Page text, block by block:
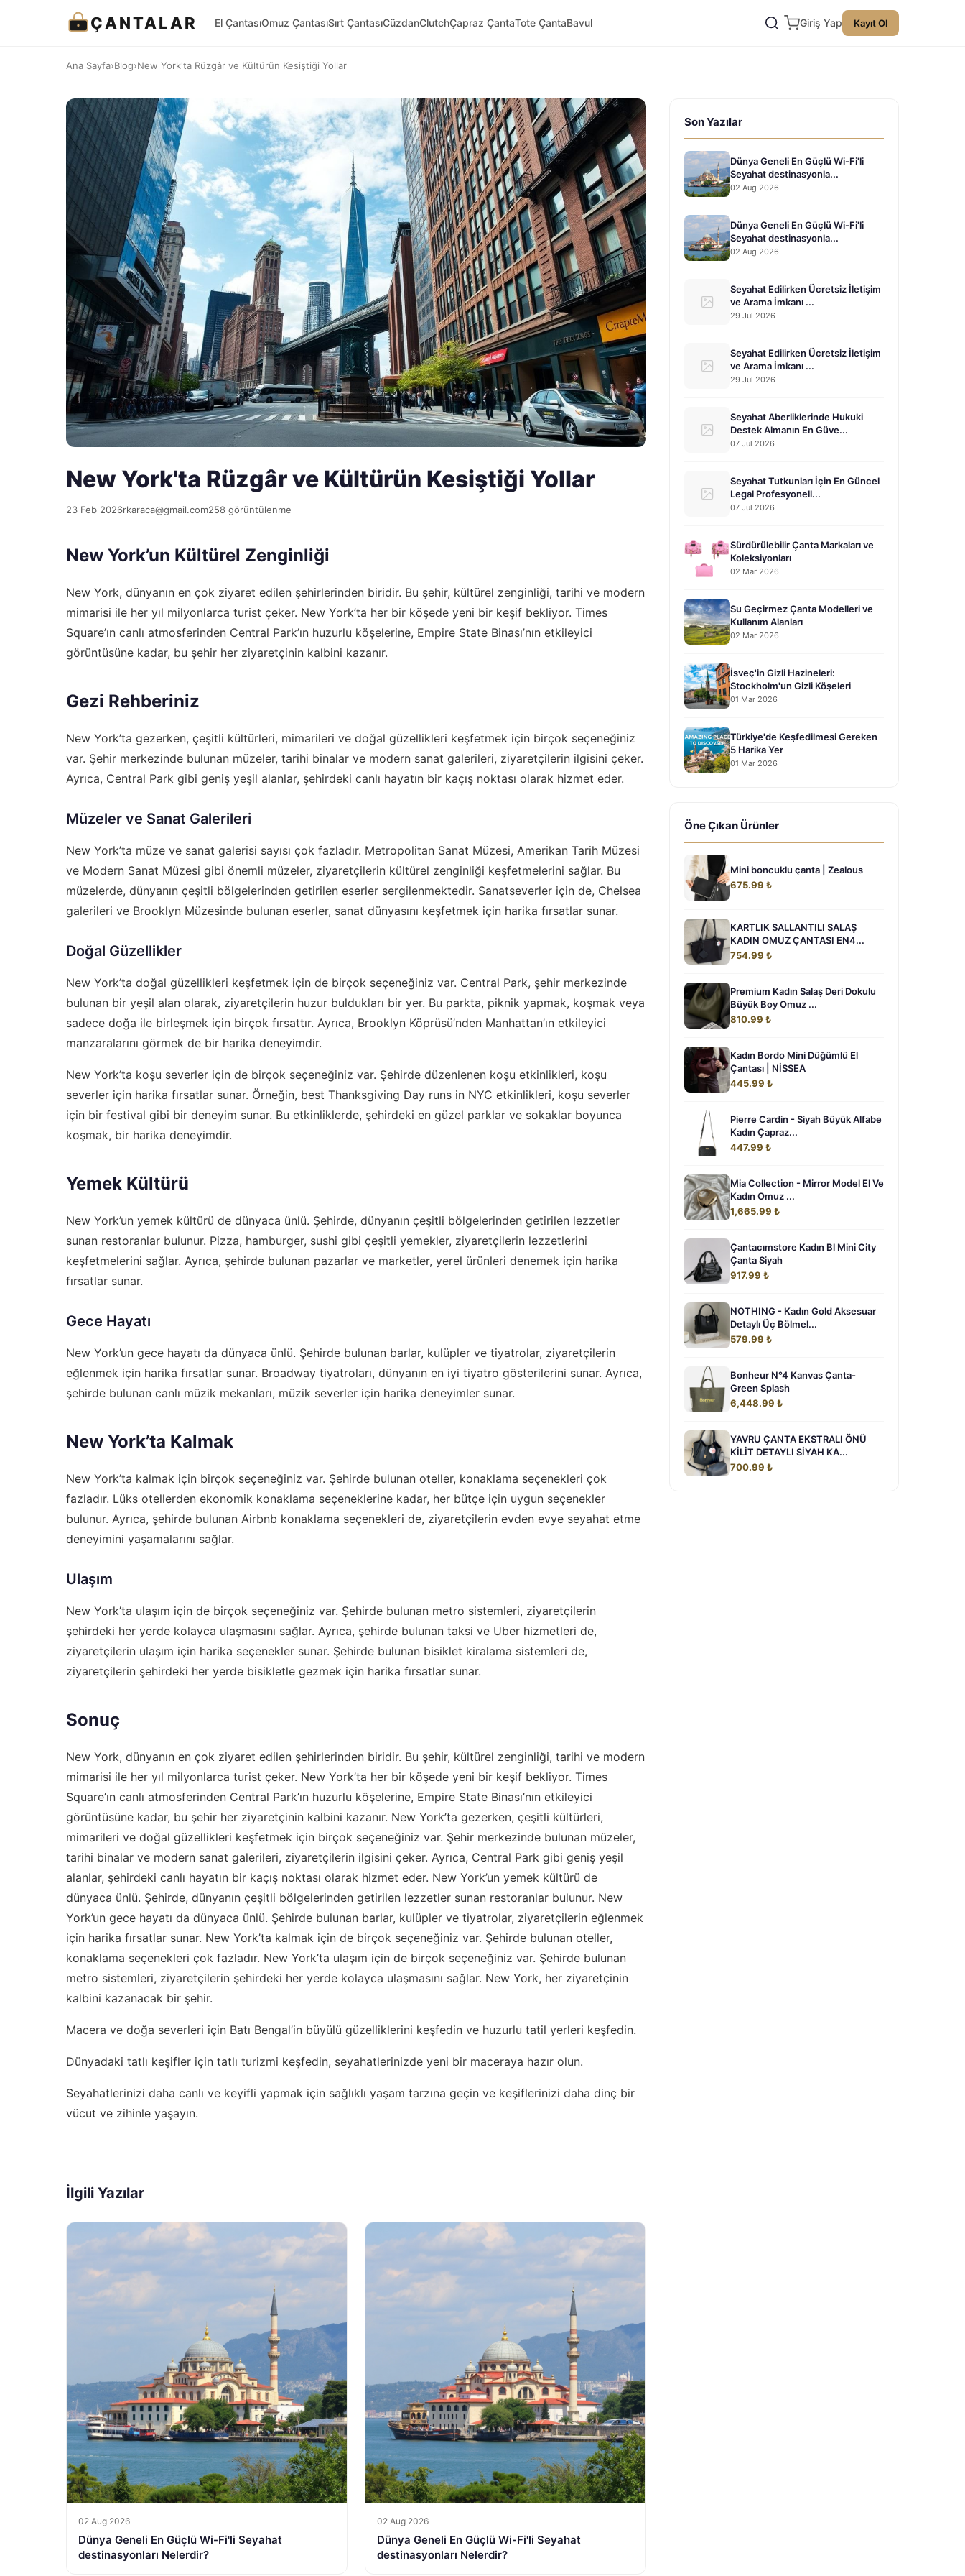
ÇANTALAR El ÇantasıOmuz ÇantasıSırt ÇantasıCüzdanClutchÇapraz ÇantaTote ÇantaBavul Giriş Yap Kayıt Ol
Ana Sayfa›Blog›New York'ta Rüzgâr ve Kültürün Kesiştiği Yollar
New York'ta Rüzgâr ve Kültürün Kesiştiği Yollar
23 Feb 2026rkaraca@gmail.com258 görüntülenme
New York’un Kültürel Zenginliği
New York, dünyanın en çok ziyaret edilen şehirlerinden biridir. Bu şehir, kültürel zenginliği, tarihi ve modern
mimarisi ile her yıl milyonlarca turist çeker. New York’ta her bir köşede yeni bir keşif bekliyor. Times
Square’ın canlı atmosferinden Central Park’ın huzurlu köşelerine, Empire State Binası’nın etkileyici
görüntüsüne kadar, bu şehir her ziyaretçinin kalbini kazanır.
Gezi Rehberiniz
New York’ta gezerken, çeşitli kültürleri, mimarileri ve doğal güzellikleri keşfetmek için birçok seçeneğiniz
var. Şehir merkezinde bulunan müzeler, tarihi binalar ve modern sanat galerileri, ziyaretçilerin ilgisini çeker.
Ayrıca, Central Park gibi geniş yeşil alanlar, şehirdeki canlı hayatın bir kaçış noktası olarak hizmet eder.
Müzeler ve Sanat Galerileri
New York’ta müze ve sanat galerisi sayısı çok fazladır. Metropolitan Sanat Müzesi, Amerikan Tarih Müzesi
ve Modern Sanat Müzesi gibi önemli müzeler, ziyaretçilerin kültürel zenginliği keşfetmelerini sağlar. Bu
müzelerde, dünyanın çeşitli bölgelerinden getirilen eserler sergilenmektedir. Sanatseverler için de, Chelsea
galerileri ve Brooklyn Müzesinde bulunan eserler, sanat dünyasını keşfetmek için harika fırsatlar sunar.
Doğal Güzellikler
New York’ta doğal güzellikleri keşfetmek için de birçok seçeneğiniz var. Central Park, şehir merkezinde
bulunan bir yeşil alan olarak, ziyaretçilerin huzur buldukları bir yer. Bu parkta, piknik yapmak, koşmak veya
sadece doğa ile birleşmek için birçok fırsattır. Ayrıca, Brooklyn Köprüsü’nden Manhattan’ın etkileyici
manzaralarını görmek de bir harika deneyimdir.
New York’ta koşu severler için de birçok seçeneğiniz var. Şehirde düzenlenen koşu etkinlikleri, koşu
severler için harika fırsatlar sunar. Örneğin, best Thanksgiving Day runs in NYC etkinlikleri, koşu severler
için bir festival gibi bir deneyim sunar. Bu etkinliklerde, şehirdeki en güzel parklar ve sokaklar boyunca
koşmak, bir harika deneyimdir.
Yemek Kültürü
New York’un yemek kültürü de dünyaca ünlü. Şehirde, dünyanın çeşitli bölgelerinden getirilen lezzetler
sunan restoranlar bulunur. Pizza, hamburger, sushi gibi çeşitli yemekler, ziyaretçilerin lezzetlerini
keşfetmelerini sağlar. Ayrıca, şehirde bulunan pazarlar ve marketler, yerel ürünleri denemek için harika
fırsatlar sunar.
Gece Hayatı
New York’un gece hayatı da dünyaca ünlü. Şehirde bulunan barlar, kulüpler ve tiyatrolar, ziyaretçilerin
eğlenmek için harika fırsatlar sunar. Broadway tiyatroları, dünyanın en iyi tiyatro gösterilerini sunar. Ayrıca,
şehirde bulunan canlı müzik mekanları, müzik severler için harika deneyimler sunar.
New York’ta Kalmak
New York’ta kalmak için birçok seçeneğiniz var. Şehirde bulunan oteller, konaklama seçenekleri çok
fazladır. Lüks otellerden ekonomik konaklama seçeneklerine kadar, her bütçe için uygun seçenekler
bulunur. Ayrıca, şehirde bulunan Airbnb konaklama seçenekleri de, ziyaretçilerin evden evye seyahat etme
deneyimini yaşamalarını sağlar.
Ulaşım
New York’ta ulaşım için de birçok seçeneğiniz var. Şehirde bulunan metro sistemleri, ziyaretçilerin
şehirdeki her yerde kolayca ulaşmasını sağlar. Ayrıca, şehirde bulunan taksi ve Uber hizmetleri de,
ziyaretçilerin ulaşım için harika seçenekler sunar. Şehirde bulunan bisiklet kiralama sistemleri de,
ziyaretçilerin şehirdeki her yerde bisikletle gezmek için harika fırsatlar sunar.
Sonuç
New York, dünyanın en çok ziyaret edilen şehirlerinden biridir. Bu şehir, kültürel zenginliği, tarihi ve modern
mimarisi ile her yıl milyonlarca turist çeker. New York’ta her bir köşede yeni bir keşif bekliyor. Times
Square’ın canlı atmosferinden Central Park’ın huzurlu köşelerine, Empire State Binası’nın etkileyici
görüntüsüne kadar, bu şehir her ziyaretçinin kalbini kazanır. New York’ta gezerken, çeşitli kültürleri,
mimarileri ve doğal güzellikleri keşfetmek için birçok seçeneğiniz var. Şehir merkezinde bulunan müzeler,
tarihi binalar ve modern sanat galerileri, ziyaretçilerin ilgisini çeker. Ayrıca, Central Park gibi geniş yeşil
alanlar, şehirdeki canlı hayatın bir kaçış noktası olarak hizmet eder. New York’un yemek kültürü de
dünyaca ünlü. Şehirde, dünyanın çeşitli bölgelerinden getirilen lezzetler sunan restoranlar bulunur. New
York’un gece hayatı da dünyaca ünlü. Şehirde bulunan barlar, kulüpler ve tiyatrolar, ziyaretçilerin eğlenmek
için harika fırsatlar sunar. New York’ta kalmak için de birçok seçeneğiniz var. Şehirde bulunan oteller,
konaklama seçenekleri çok fazladır. New York’ta ulaşım için de birçok seçeneğiniz var. Şehirde bulunan
metro sistemleri, ziyaretçilerin şehirdeki her yerde kolayca ulaşmasını sağlar. New York, her ziyaretçinin
kalbini kazanacak bir şehir.
Macera ve doğa severleri için Batı Bengal’in büyülü güzelliklerini keşfedin ve huzurlu tatil yerleri keşfedin.
Dünyadaki tatlı keşifler için tatlı turizmi keşfedin, seyahatlerinizde yeni bir maceraya hazır olun.
Seyahatlerinizi daha canlı ve keyifli yapmak için sağlıklı yaşam tarzına geçin ve keşiflerinizi daha dinç bir
vücut ve zihinle yaşayın.
İlgili Yazılar
02 Aug 2026
Dünya Geneli En Güçlü Wi-Fi'li Seyahat
destinasyonları Nelerdir?
02 Aug 2026
Dünya Geneli En Güçlü Wi-Fi'li Seyahat
destinasyonları Nelerdir?
Son Yazılar
Dünya Geneli En Güçlü Wi-Fi'li
Seyahat destinasyonla...
02 Aug 2026
Dünya Geneli En Güçlü Wi-Fi'li
Seyahat destinasyonla...
02 Aug 2026
Seyahat Edilirken Ücretsiz İletişim
ve Arama İmkanı ...
29 Jul 2026
Seyahat Edilirken Ücretsiz İletişim
ve Arama İmkanı ...
29 Jul 2026
Seyahat Aberliklerinde Hukuki
Destek Almanın En Güve...
07 Jul 2026
Seyahat Tutkunları İçin En Güncel
Legal Profesyonell...
07 Jul 2026
Sürdürülebilir Çanta Markaları ve
Koleksiyonları
02 Mar 2026
Su Geçirmez Çanta Modelleri ve
Kullanım Alanları
02 Mar 2026
İsveç'in Gizli Hazineleri:
Stockholm'un Gizli Köşeleri
01 Mar 2026
Türkiye'de Keşfedilmesi Gereken
5 Harika Yer
01 Mar 2026
Öne Çıkan Ürünler
Mini boncuklu çanta | Zealous
675.99 ₺
KARTLIK SALLANTILI SALAŞ
KADIN OMUZ ÇANTASI EN4...
754.99 ₺
Premium Kadın Salaş Deri Dokulu
Büyük Boy Omuz ...
810.99 ₺
Kadın Bordo Mini Düğümlü El
Çantası | NİSSEA
445.99 ₺
Pierre Cardin - Siyah Büyük Alfabe
Kadın Çapraz...
447.99 ₺
Mia Collection - Mirror Model El Ve
Kadın Omuz ...
1,665.99 ₺
Çantacımstore Kadın Bl Mini City
Çanta Siyah
917.99 ₺
NOTHING - Kadın Gold Aksesuar
Detaylı Üç Bölmel...
579.99 ₺
Bonheur N°4 Kanvas Çanta-
Green Splash
6,448.99 ₺
YAVRU ÇANTA EKSTRALI ÖNÜ
KİLİT DETAYLI SİYAH KA...
700.99 ₺